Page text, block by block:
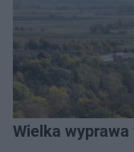
Wielka